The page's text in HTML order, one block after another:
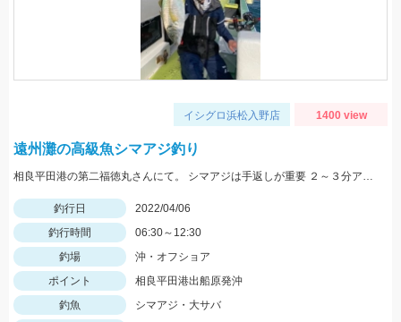
イシグロ浜松入野店 1400 view
遠州灘の高級魚シマアジ釣り
相良平田港の第二福徳丸さんにて。 シマアジは手返しが重要 ２～３分アタリがなかったら上げる。
釣行日
2022/04/06
釣行時間
06:30～12:30
釣場
沖・オフショア
ポイント
相良平田港出船原発沖
釣魚
シマアジ・大サバ